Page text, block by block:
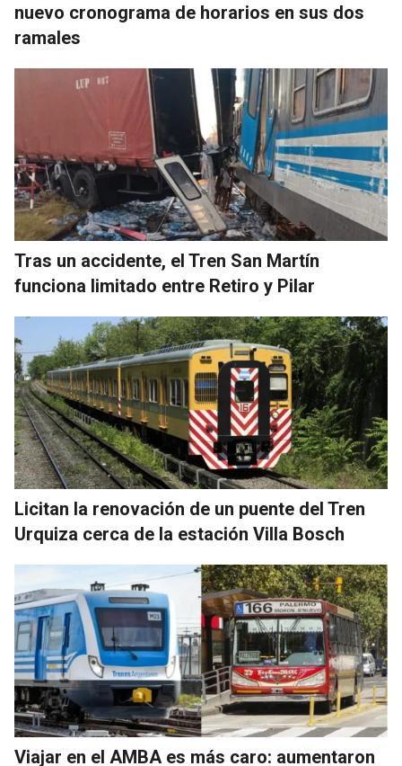
nuevo cronograma de horarios en sus dos
ramales
Tras un accidente, el Tren San Martín
funciona limitado entre Retiro y Pilar
Licitan la renovación de un puente del Tren
Urquiza cerca de la estación Villa Bosch
Viajar en el AMBA es más caro: aumentaron